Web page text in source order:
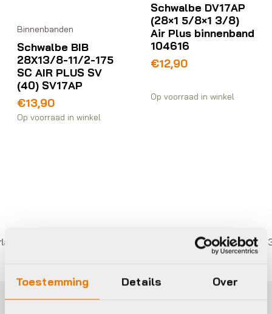
Toestemming Details Over
Binnenbanden
Schwalbe BIB
28X13/8-11/2-175
SC AIR PLUS SV
(40) SV17AP
€13,90
Op voorraad in winkel
Schwalbe DV17AP
(28×1 5/8×1 3/8)
Air Plus binnenband
104616
€12,90
Op voorraad in winkel
In 3